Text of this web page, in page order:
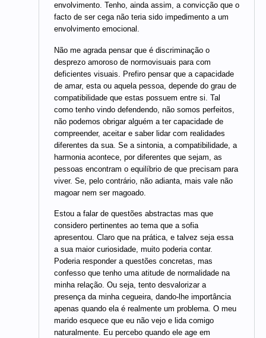
envolvimento. Tenho, ainda assim, a convicção que o
facto de ser cega não teria sido impedimento a um
envolvimento emocional.
Não me agrada pensar que é discriminação o
desprezo amoroso de normovisuais para com
deficientes visuais. Prefiro pensar que a capacidade
de amar, esta ou aquela pessoa, depende do grau de
compatibilidade que estas possuem entre si. Tal
como tenho vindo defendendo, não somos perfeitos,
não podemos obrigar alguém a ter capacidade de
compreender, aceitar e saber lidar com realidades
diferentes da sua. Se a sintonia, a compatibilidade, a
harmonia acontece, por diferentes que sejam, as
pessoas encontram o equilíbrio de que precisam para
viver. Se, pelo contrário, não adianta, mais vale não
magoar nem ser magoado.
Estou a falar de questões abstractas mas que
considero pertinentes ao tema que a sofia
apresentou. Claro que na prática, e talvez seja essa
a sua maior curiosidade, muito poderia contar.
Poderia responder a questões concretas, mas
confesso que tenho uma atitude de normalidade na
minha relação. Ou seja, tento desvalorizar a
presença da minha cegueira, dando-lhe importância
apenas quando ela é realmente um problema. O meu
marido esquece que eu não vejo e lida comigo
naturalmente. Eu percebo quando ele age em